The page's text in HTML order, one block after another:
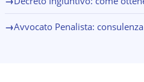
→Avvocato Penalista: